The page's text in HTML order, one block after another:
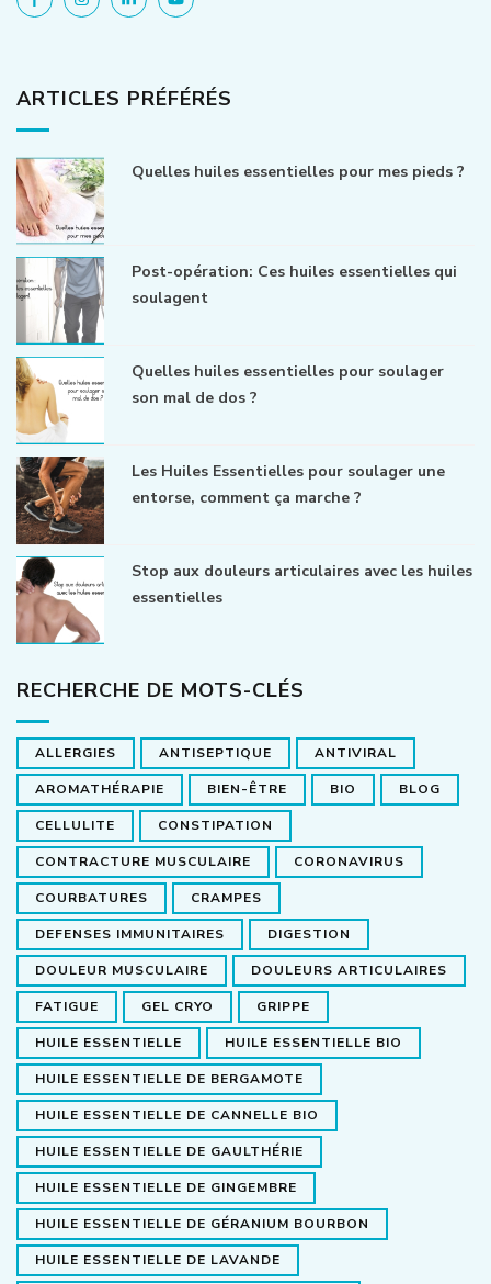
ARTICLES PRÉFÉRÉS
Quelles huiles essentielles pour mes pieds ?
Post-opération: Ces huiles essentielles qui
soulagent
Quelles huiles essentielles pour soulager
son mal de dos ?
Les Huiles Essentielles pour soulager une
entorse, comment ça marche ?
Stop aux douleurs articulaires avec les huiles
essentielles
RECHERCHE DE MOTS-CLÉS
ALLERGIES ANTISEPTIQUE ANTIVIRAL
AROMATHÉRAPIE BIEN-ÊTRE BIO BLOG
CELLULITE CONSTIPATION
CONTRACTURE MUSCULAIRE CORONAVIRUS
COURBATURES CRAMPES
DEFENSES IMMUNITAIRES DIGESTION
DOULEUR MUSCULAIRE DOULEURS ARTICULAIRES
FATIGUE GEL CRYO GRIPPE
HUILE ESSENTIELLE HUILE ESSENTIELLE BIO
HUILE ESSENTIELLE DE BERGAMOTE
HUILE ESSENTIELLE DE CANNELLE BIO
HUILE ESSENTIELLE DE GAULTHÉRIE
HUILE ESSENTIELLE DE GINGEMBRE
HUILE ESSENTIELLE DE GÉRANIUM BOURBON
HUILE ESSENTIELLE DE LAVANDE